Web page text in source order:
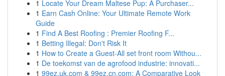
1 Locate Your Dream Maltese Pup: A Purchaser...
1 Earn Cash Online: Your Ultimate Remote Work
Guide
1 Find A Best Roofing : Premier Roofing F...
1 Betting Illegal: Don't Risk It
1 How to Create a Guest-All set front room Withou...
1 De toekomst van de agrofood industrie: innovati...
1 99ez.uk.com & 99ez.cn.com: A Comparative Look